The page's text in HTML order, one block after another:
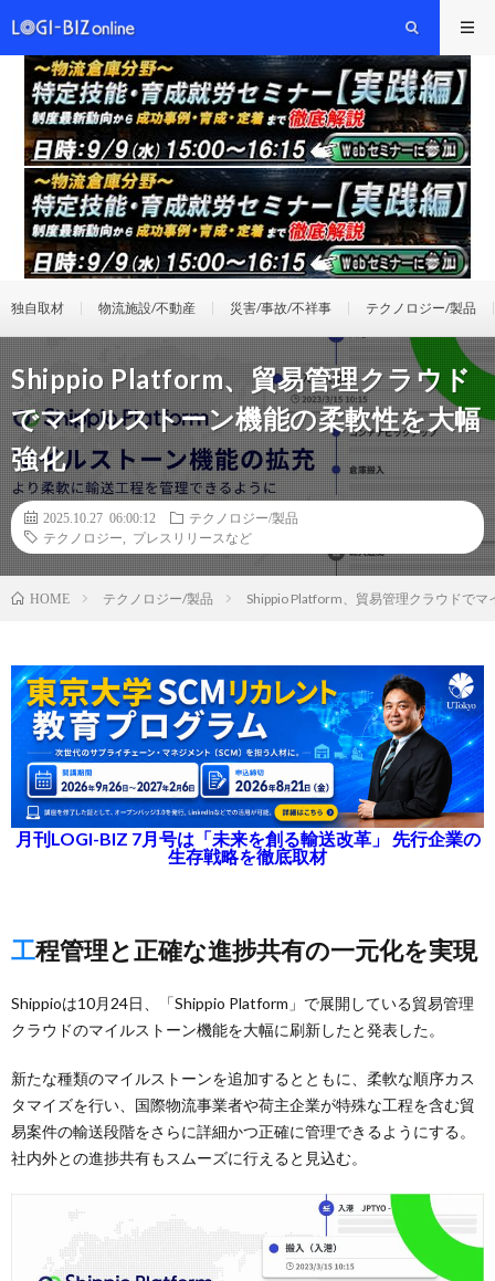
独自取材 物流施設/不動産 災害/事故/不祥事 テクノロジー/製品
Shippio Platform、貿易管理クラウド
でマイルストーン機能の柔軟性を大幅
強化
2025.10.27 06:00:12
テクノロジー/製品
テクノロジー
プレスリリースなど
HOME テクノロジー/製品 Shippio Platform、貿易管理クラウドで
月刊LOGI-BIZ 7月号は「未来を創る輸送改革」 先行企業の
生存戦略を徹底取材
工程管理と正確な進捗共有の一元化を実現
Shippioは10月24日、「Shippio Platform」で展開している貿易管理
クラウドのマイルストーン機能を大幅に刷新したと発表した。
新たな種類のマイルストーンを追加するとともに、柔軟な順序カス
タマイズを行い、国際物流事業者や荷主企業が特殊な工程を含む貿
易案件の輸送段階をさらに詳細かつ正確に管理できるようにする。
社内外との進捗共有もスムーズに行えると見込む。